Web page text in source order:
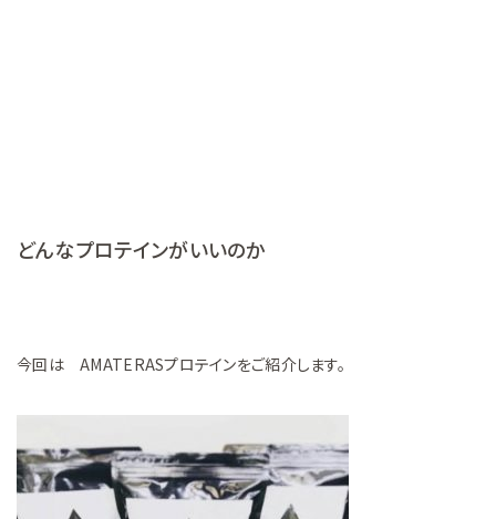
どんなプロテインがいいのか
今回は AMATERASプロテインをご紹介します。